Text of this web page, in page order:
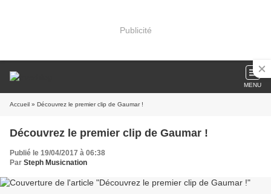
Publicité
MENU
Accueil » Découvrez le premier clip de Gaumar !
Découvrez le premier clip de Gaumar !
Publié le 19/04/2017 à 06:38
Par Steph Musicnation